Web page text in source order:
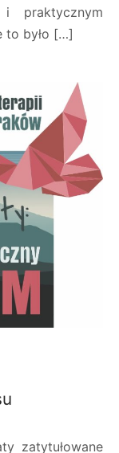
to było […]
zatytułowane